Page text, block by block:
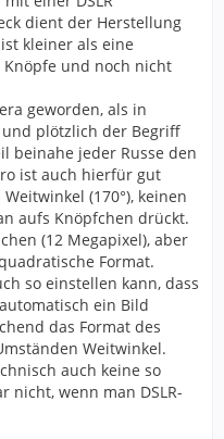
dient der Herstellung
kleiner als eine
und noch nicht
geworden, als in
plötzlich der Begriff
beinahe jeder Russe den
ist auch hierfür gut
(170°), keinen
aufs Knöpfchen drückt.
(12 Megapixel), aber
Format.
so einstellen kann, dass
ein Bild
das Format des
Weitwinkel.
auch keine so
nicht, wenn man DSLR-